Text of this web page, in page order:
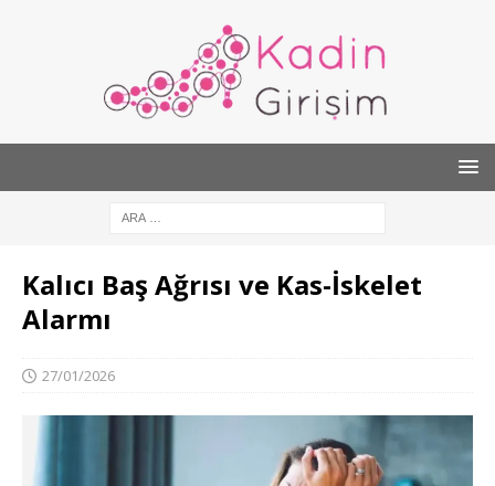
Kalıcı Baş Ağrısı ve Kas-İskelet
Alarmı
27/01/2026